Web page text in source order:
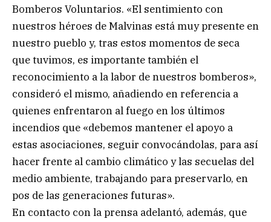
Bomberos Voluntarios. «El sentimiento con
nuestros héroes de Malvinas está muy presente en
nuestro pueblo y, tras estos momentos de seca
que tuvimos, es importante también el
reconocimiento a la labor de nuestros bomberos»,
consideró el mismo, añadiendo en referencia a
quienes enfrentaron al fuego en los últimos
incendios que «debemos mantener el apoyo a
estas asociaciones, seguir convocándolas, para así
hacer frente al cambio climático y las secuelas del
medio ambiente, trabajando para preservarlo, en
pos de las generaciones futuras».
En contacto con la prensa adelantó, además, que